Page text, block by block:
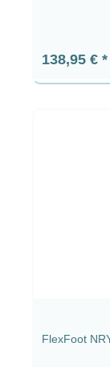
Prezzo
138,95 €
FlexFoot